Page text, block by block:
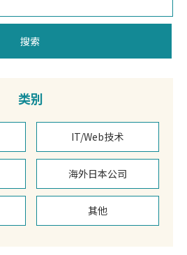
搜索
类别
IT/Web技术
海外日本公司
其他